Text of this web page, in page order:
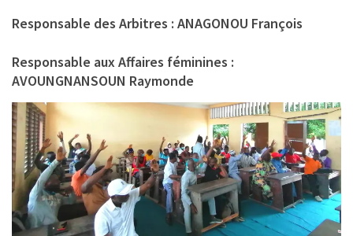
Responsable des Arbitres : ANAGONOU François
Responsable aux Affaires féminines :
AVOUNGNANSOUN Raymonde